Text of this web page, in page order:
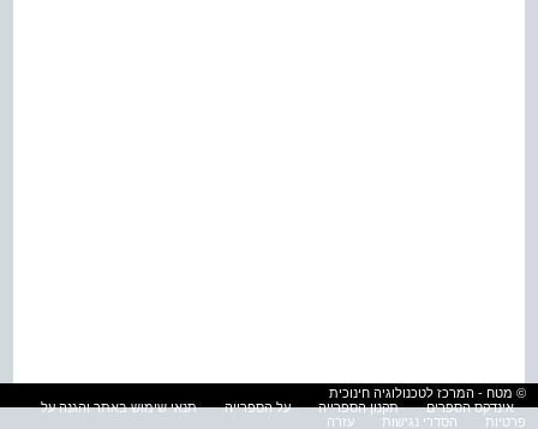
© מטח - המרכז לטכנולוגיה חינוכית
אינדקס הספרים
תקנון הספרייה על הספרייה
תנאי שימוש באתר והגנה על
פרטיות
הסדרי נגישות עזרה